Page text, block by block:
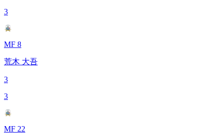
3
MF 8
荒木 大吾
3
3
MF 22